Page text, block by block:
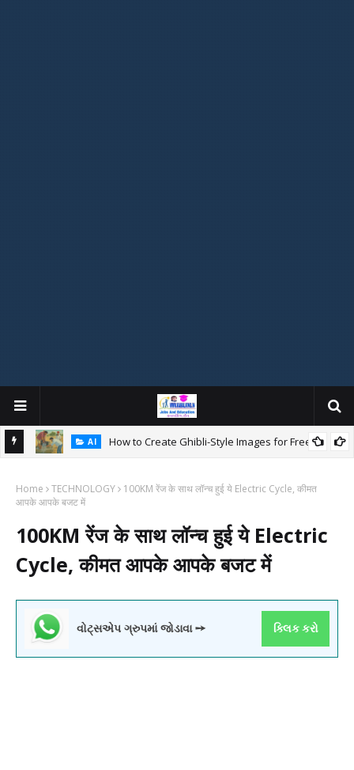
AI
How to Create Ghibli-Style Images for Free:
Home TECHNOLOGY
100KM रेंज के साथ लॉन्च हुई ये Electric Cycle, कीमत
आपके आपके बजट में
100KM रेंज के साथ लॉन्च हुई ये Electric
Cycle, कीमत आपके आपके बजट में
વોટ્સએપ ગ્રુપમાં જોડાવા ➙ ક્લિક કરો